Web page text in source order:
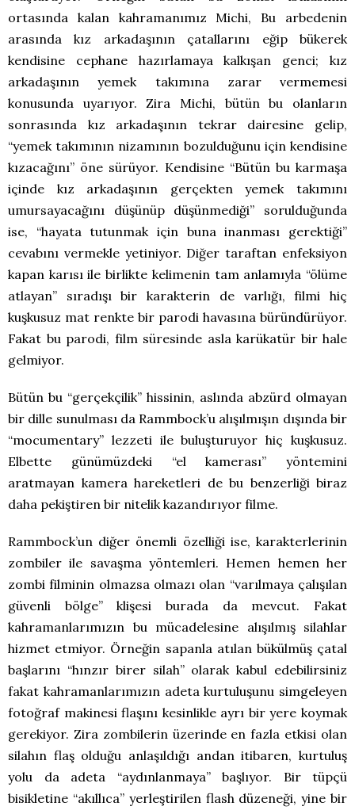
ortasında kalan kahramanımız Michi, Bu arbedenin
arasında kız arkadaşının çatallarını eğip bükerek
kendisine cephane hazırlamaya kalkışan genci; kız
arkadaşının yemek takımına zarar vermemesi
konusunda uyarıyor. Zira Michi, bütün bu olanların
sonrasında kız arkadaşının tekrar dairesine gelip,
“yemek takımının nizamının bozulduğunu için kendisine
kızacağını” öne sürüyor. Kendisine “Bütün bu karmaşa
içinde kız arkadaşının gerçekten yemek takımını
umursayacağını düşünüp düşünmediği” sorulduğunda
ise, “hayata tutunmak için buna inanması gerektiği”
cevabını vermekle yetiniyor. Diğer taraftan enfeksiyon
kapan karısı ile birlikte kelimenin tam anlamıyla “ölüme
atlayan” sıradışı bir karakterin de varlığı, filmi hiç
kuşkusuz mat renkte bir parodi havasına büründürüyor.
Fakat bu parodi, film süresinde asla karükatür bir hale
gelmiyor.
Bütün bu “gerçekçilik” hissinin, aslında abzürd olmayan
bir dille sunulması da Rammbock’u alışılmışın dışında bir
“mocumentary” lezzeti ile buluşturuyor hiç kuşkusuz.
Elbette günümüzdeki “el kamerası” yöntemini
aratmayan kamera hareketleri de bu benzerliği biraz
daha pekiştiren bir nitelik kazandırıyor filme.
Rammbock’un diğer önemli özelliği ise, karakterlerinin
zombiler ile savaşma yöntemleri. Hemen hemen her
zombi filminin olmazsa olmazı olan “varılmaya çalışılan
güvenli bölge” klişesi burada da mevcut. Fakat
kahramanlarımızın bu mücadelesine alışılmış silahlar
hizmet etmiyor. Örneğin sapanla atılan bükülmüş çatal
başlarını “hınzır birer silah” olarak kabul edebilirsiniz
fakat kahramanlarımızın adeta kurtuluşunu simgeleyen
fotoğraf makinesi flaşını kesinlikle ayrı bir yere koymak
gerekiyor. Zira zombilerin üzerinde en fazla etkisi olan
silahın flaş olduğu anlaşıldığı andan itibaren, kurtuluş
yolu da adeta “aydınlanmaya” başlıyor. Bir tüpçü
bisikletine “akıllıca” yerleştirilen flash düzeneği, yine bir